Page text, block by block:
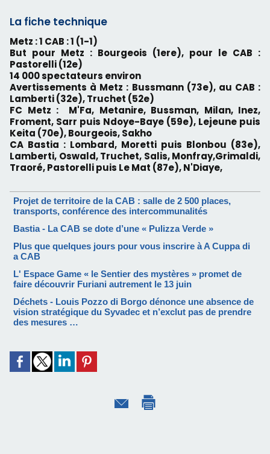
La fiche technique
Metz : 1 CAB : 1 (1-1)
But pour Metz : Bourgeois (1ere), pour le CAB :
Pastorelli (12e)
14 000 spectateurs environ
Avertissements à Metz : Bussmann (73e), au CAB :
Lamberti (32e), Truchet (52e)
FC Metz : M'Fa, Metanire, Bussman, Milan, Inez,
Froment, Sarr puis Ndoye-Baye (59e), Lejeune puis
Keita (70e), Bourgeois, Sakho
CA Bastia : Lombard, Moretti puis Blonbou (83e),
Lamberti, Oswald, Truchet, Salis, Monfray,Grimaldi,
Traoré, Pastorelli puis Le Mat (87e), N'Diaye,
Projet de territoire de la CAB : salle de 2 500 places,
transports, conférence des intercommunalités
Bastia - La CAB se dote d’une « Pulizza Verde »
Plus que quelques jours pour vous inscrire à A Cuppa di
a CAB
L' Espace Game « le Sentier des mystères » promet de
faire découvrir Furiani autrement le 13 juin
Déchets - Louis Pozzo di Borgo dénonce une absence de
vision stratégique du Syvadec et n’exclut pas de prendre
des mesures …